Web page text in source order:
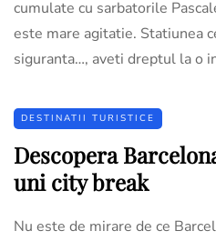
cumulate cu sarbatorile
este mare agitatie. Statiunea
siguranta…, aveti dreptul la o
DESTINATII TURISTICE
Descopera
uni city break
Nu este de mirare de ce